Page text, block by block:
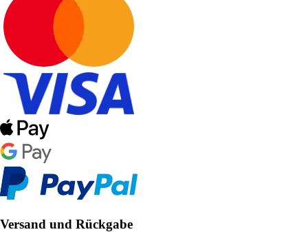
Versand und Rückgabe